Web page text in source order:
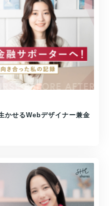
かせるWebデザイナー兼金